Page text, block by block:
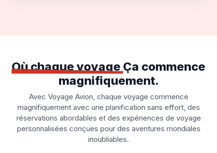
Où chaque voyage Ça commence
magnifiquement.
Avec Voyage Avion, chaque voyage commence
magnifiquement avec une planification sans effort, des
réservations abordables et des expériences de voyage
personnalisées conçues pour des aventures mondiales
inoubliables.